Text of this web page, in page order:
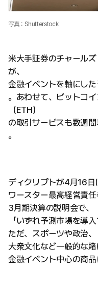
写真：Shutterstock
米大手証券のチャール
が、
金融イベントを軸にし
。あわせて、ビットコ
（ETH）
の取引サービスも数週
。
ディクリプトが4月16日
ワースター最高経営責
3月期決算の説明会で、
「いずれ予測市場を導
ただ、スポーツや政治、
大衆文化など一般的な賭
金融イベント中心の商品